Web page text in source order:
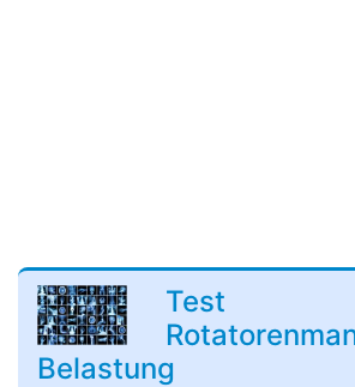
Test
Belastung